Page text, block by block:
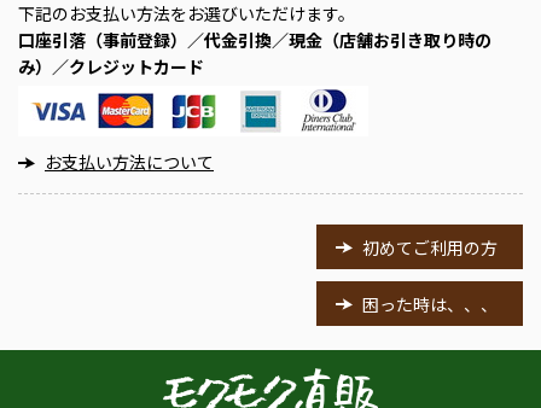
下記のお支払い方法をお選びいただけます。
口座引落（事前登録）／代金引換／現金（店舗お引き取り時の
み）／クレジットカード
お支払い方法について
初めてご利用の方
困った時は、、、